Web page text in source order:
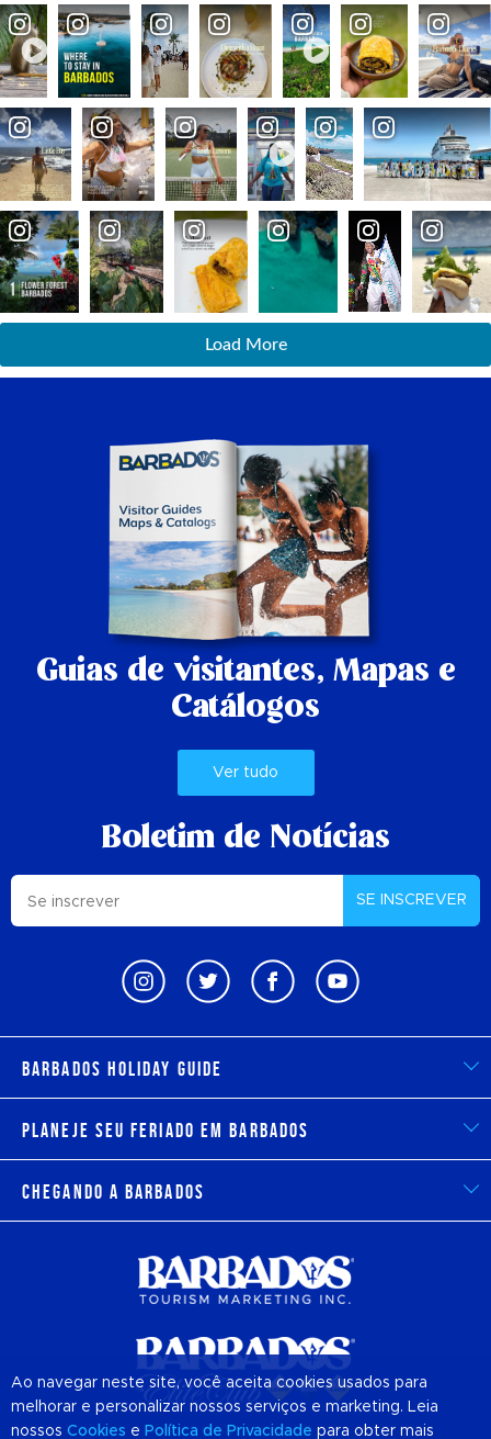
Load More
Guias de visitantes, Mapas e
Catálogos
Ver tudo
Boletim de Notícias
SE INSCREVER
Barbados Holiday Guide
Planeje seu feriado em Barbados
Chegando a Barbados
Ao navegar neste site, você aceita cookies usados para
melhorar e personalizar nossos serviços e marketing. Leia
nossos Cookies e Política de Privacidade para obter mais